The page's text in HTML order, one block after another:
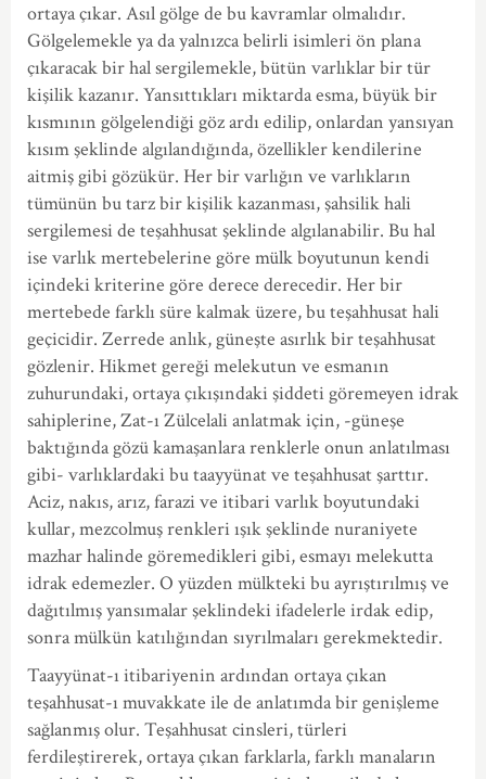
ortaya çıkar. Asıl gölge de bu kavramlar olmalıdır.
Gölgelemekle ya da yalnızca belirli isimleri ön plana
çıkaracak bir hal sergilemekle, bütün varlıklar bir tür
kişilik kazanır. Yansıttıkları miktarda esma, büyük bir
kısmının gölgelendiği göz ardı edilip, onlardan yansıyan
kısım şeklinde algılandığında, özellikler kendilerine
aitmiş gibi gözükür. Her bir varlığın ve varlıkların
tümünün bu tarz bir kişilik kazanması, şahsilik hali
sergilemesi de teşahhusat şeklinde algılanabilir. Bu hal
ise varlık mertebelerine göre mülk boyutunun kendi
içindeki kriterine göre derece derecedir. Her bir
mertebede farklı süre kalmak üzere, bu teşahhusat hali
geçicidir. Zerrede anlık, güneşte asırlık bir teşahhusat
gözlenir. Hikmet gereği melekutun ve esmanın
zuhurundaki, ortaya çıkışındaki şiddeti göremeyen idrak
sahiplerine, Zat-ı Zülcelali anlatmak için, -güneşe
baktığında gözü kamaşanlara renklerle onun anlatılması
gibi- varlıklardaki bu taayyünat ve teşahhusat şarttır.
Aciz, nakıs, arız, farazi ve itibari varlık boyutundaki
kullar, mezcolmuş renkleri ışık şeklinde nuraniyete
mazhar halinde göremedikleri gibi, esmayı melekutta
idrak edemezler. O yüzden mülkteki bu ayrıştırılmış ve
dağıtılmış yansımalar şeklindeki ifadelerle irdak edip,
sonra mülkün katılığından sıyrılmaları gerekmektedir.
Taayyünat-ı itibariyenin ardından ortaya çıkan
teşahhusat-ı muvakkate ile de anlatımda bir genişleme
sağlanmış olur. Teşahhusat cinsleri, türleri
ferdileştirerek, ortaya çıkan farklarla, farklı manaların